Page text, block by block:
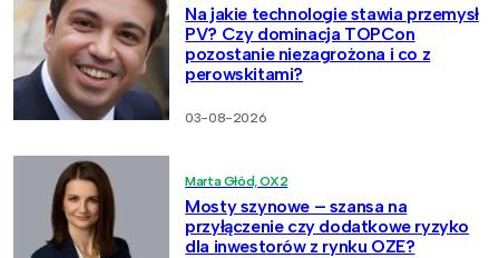
Na jakie technologie stawia przemysł
PV? Czy dominacja TOPCon
pozostanie niezagrożona i co z
perowskitami?
03-08-2026
Marta Głód, OX2
Mosty szynowe – szansa na
przyłączenie czy dodatkowe ryzyko
dla inwestorów z rynku OZE?